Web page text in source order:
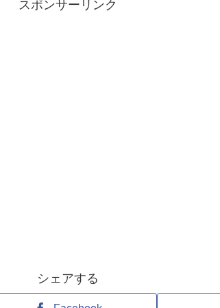
スポンサーリンク
シェアする